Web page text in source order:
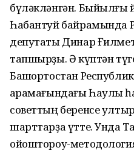
бүләкләнгән.
Һабантуй байрамында
депутаты Динар
тапшырҙы. Ә күптән
Башҡортостан
ҡарамағындағы Һаулыҡ
советтың беренсе
шарттарҙа үтте. Унда
ойоштороу-